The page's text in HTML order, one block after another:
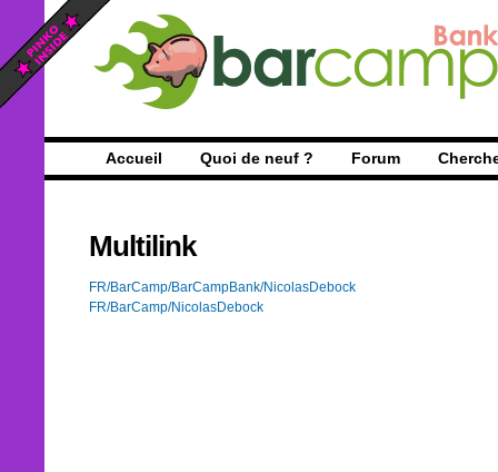
Accueil Quoi de neuf ? Forum
Multilink
FR/BarCamp/BarCampBank/NicolasDebock
FR/BarCamp/NicolasDebock